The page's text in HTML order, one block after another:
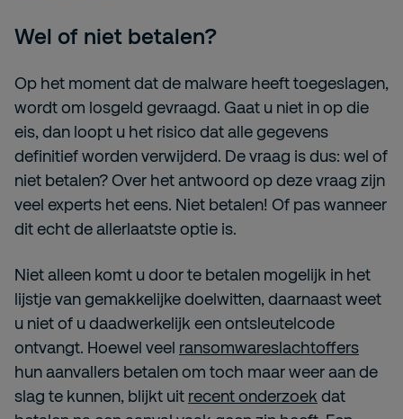
Wel of niet betalen?
Op het moment dat de malware heeft toegeslagen,
wordt om losgeld gevraagd. Gaat u niet in op die
eis, dan loopt u het risico dat alle gegevens
definitief worden verwijderd. De vraag is dus: wel of
niet betalen? Over het antwoord op deze vraag zijn
veel experts het eens. Niet betalen! Of pas wanneer
dit echt de allerlaatste optie is.
Niet alleen komt u door te betalen mogelijk in het
lijstje van gemakkelijke doelwitten, daarnaast weet
u niet of u daadwerkelijk een ontsleutelcode
ontvangt. Hoewel veel ransomwareslachtoffers
hun aanvallers betalen om toch maar weer aan de
slag te kunnen, blijkt uit recent onderzoek dat